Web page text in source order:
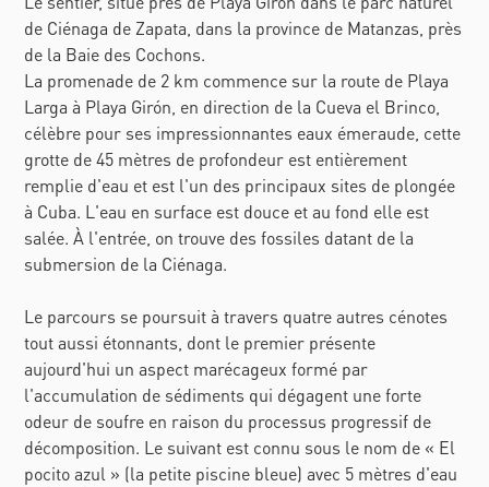
de Ciénaga de Zapata, dans la province de Matanzas, près
de la Baie des Cochons.
La promenade de 2 km commence sur la route de Playa
Larga à Playa Girón, en direction de la Cueva el Brinco,
célèbre pour ses impressionnantes eaux émeraude, cette
grotte de 45 mètres de profondeur est entièrement
remplie d'eau et est l'un des principaux sites de plongée
à Cuba. L'eau en surface est douce et au fond elle est
salée. À l'entrée, on trouve des fossiles datant de la
submersion de la Ciénaga.
Le parcours se poursuit à travers quatre autres cénotes
tout aussi étonnants, dont le premier présente
aujourd'hui un aspect marécageux formé par
l'accumulation de sédiments qui dégagent une forte
odeur de soufre en raison du processus progressif de
décomposition. Le suivant est connu sous le nom de « El
pocito azul » (la petite piscine bleue) avec 5 mètres d'eau